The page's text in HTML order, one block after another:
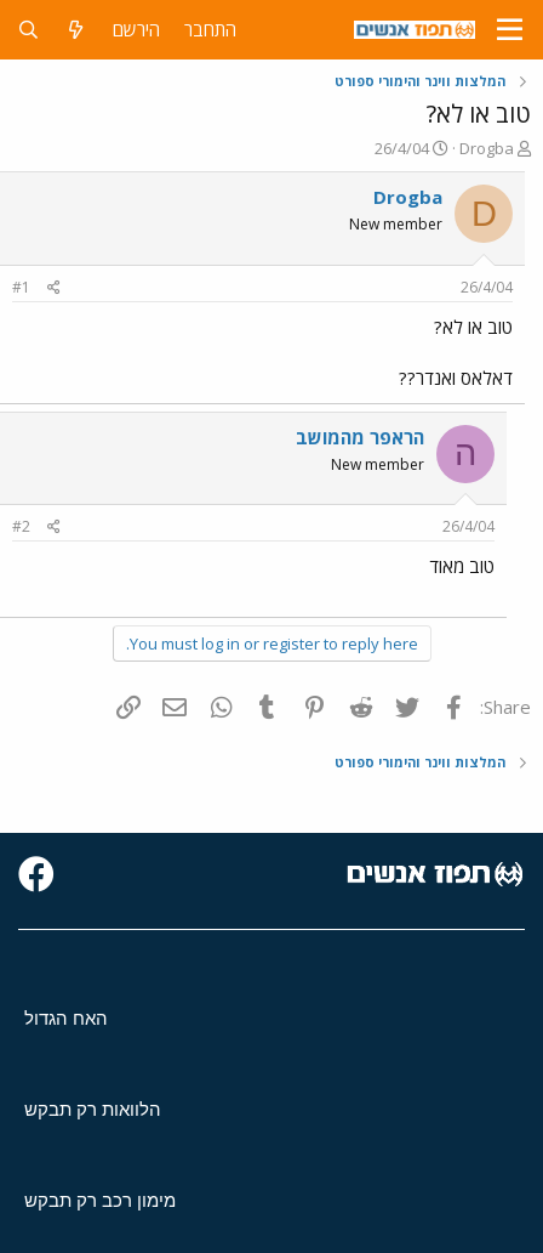
התחבר הירשם
המלצות ווינר והימורי ספורט
טוב או לא?
פ
ו
ת
ח
ה
ש
א
Drogba
פ
ו
ר
ם
26/4/04
D
Drogba
New member
26/4/04
#1
טוב או לא?
דאלאס ואנדר??
ה הראפר מהמושב
New member
26/4/04
#2
טוב מאוד
You must log in or register to reply here.
Share: פייסבוק Twitter
Reddit
Pinterest
Tumblr
WhatsAppדואר אלקטרוני
המלצות ווינר והימורי ספורט
האח הגדול
הלוואות רק תבקש
מימון רכב רק תבקש